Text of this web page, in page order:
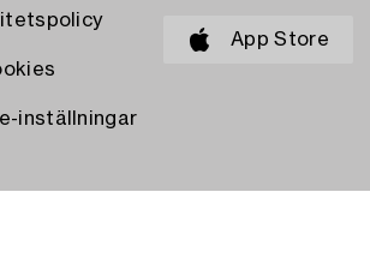
inställningar
App Store